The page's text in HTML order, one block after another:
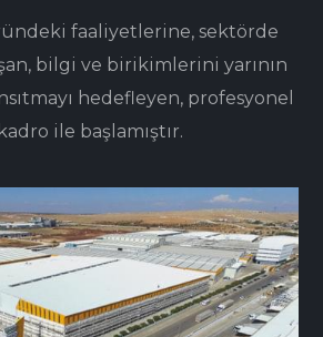
faaliyetlerine, sektörde
bilgi ve birikimlerini yarının
hedefleyen, profesyonel
ile başlamıştır.